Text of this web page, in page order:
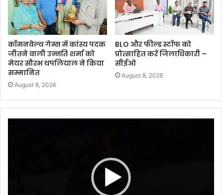
कॉमनवेल्थ गेम्स में कांस्य पदक
जीतने वाली उन्नति शर्मा को
मेयर सौरभ थपलियाल ने किया
सम्मानित
August 8, 2026
BLO और फील्ड स्टॉफ को
प्रोत्साहित करें जिलाधिकारी –
सीईओ
August 8, 2026